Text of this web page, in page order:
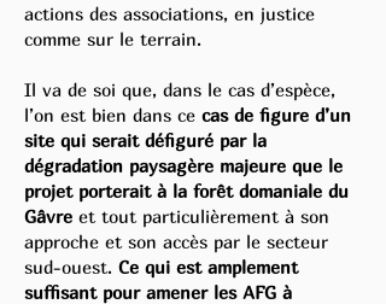
actions des associations, en justice
comme sur le terrain.
Il va de soi que, dans le cas d’espèce,
l’on est bien dans ce cas de figure d’un
site qui serait défiguré par la
dégradation paysagère majeure que le
projet porterait à la forêt domaniale du
Gâvre et tout particulièrement à son
approche et son accès par le secteur
sud-ouest. Ce qui est amplement
suffisant pour amener les AFG à